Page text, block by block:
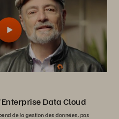
Data Cloud
de la gestion des données, pas